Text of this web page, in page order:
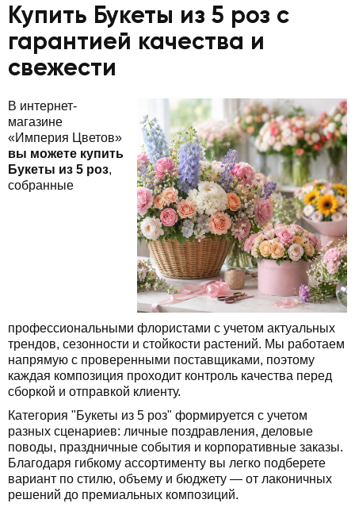
Купить Букеты из 5 роз с
гарантией качества и
свежести
В интернет-
магазине
«Империя Цветов»
вы можете купить
Букеты из 5 роз,
собранные
профессиональными флористами с учетом актуальных
трендов, сезонности и стойкости растений. Мы работаем
напрямую с проверенными поставщиками, поэтому
каждая композиция проходит контроль качества перед
сборкой и отправкой клиенту.
Категория "Букеты из 5 роз" формируется с учетом
разных сценариев: личные поздравления, деловые
поводы, праздничные события и корпоративные заказы.
Благодаря гибкому ассортименту вы легко подберете
вариант по стилю, объему и бюджету — от лаконичных
решений до премиальных композиций.